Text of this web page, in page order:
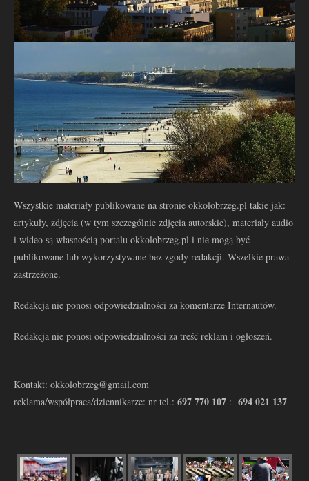
Wszystkie materiały publikowane na stronie okkolobrzeg.pl takie jak:
artykuły, zdjęcia (w tym szczególnie zdjęcia autorskie), materiały audio
i wideo są własnością portalu okkolobrzeg.pl i nie mogą być
publikowane lub wykorzystywane bez zgody redakcji. Wszelkie prawa
zastrzeżone.
Redakcja nie ponosi odpowiedzialności za komentarze Internautów.
Redakcja nie ponosi odpowiedzialności za treść reklam i ogłoszeń.
Kontakt: okkolobrzeg@gmail.com
reklama/współpraca/dziennikarze: nr tel.: 697 770 107 : 694 021 137